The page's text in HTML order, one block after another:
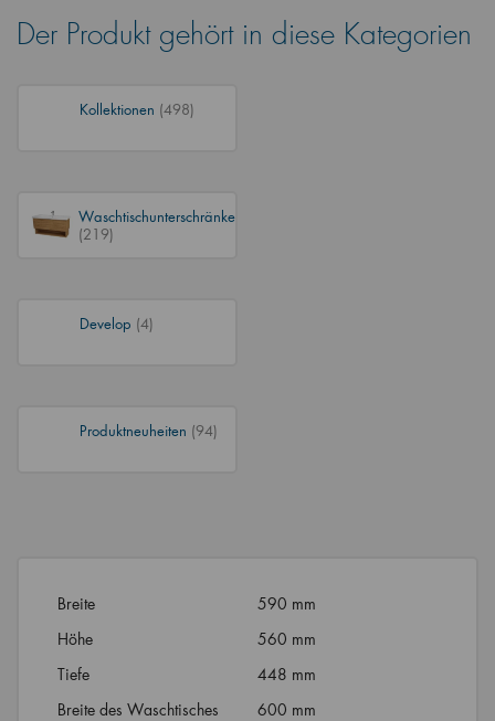
Der Produkt gehört in diese Kategorien
Kollektionen (498)
Waschtischunterschränke
(219)
Develop (4)
Produktneuheiten (94)
Breite
590 mm
Höhe
560 mm
Tiefe
448 mm
Breite des Waschtisches
600 mm